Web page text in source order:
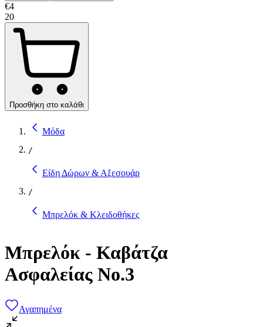
€4
20
Προσθήκη στο καλάθι
Μόδα
/
Είδη Δώρων & Αξεσουάρ
/
Μπρελόκ & Κλειδοθήκες
Μπρελόκ - Καβάτζα
Ασφαλείας Νο.3
Αγαπημένα